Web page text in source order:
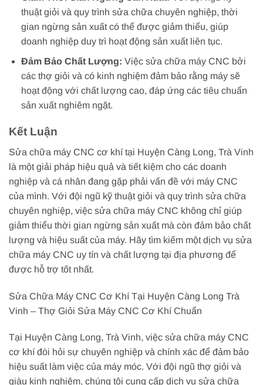
thuật giỏi và quy trình sửa chữa chuyên nghiệp, thời
gian ngừng sản xuất có thể được giảm thiểu, giúp
doanh nghiệp duy trì hoạt động sản xuất liên tục.
Đảm Bảo Chất Lượng: Việc sửa chữa máy CNC bởi
các thợ giỏi và có kinh nghiệm đảm bảo rằng máy sẽ
hoạt động với chất lượng cao, đáp ứng các tiêu chuẩn
sản xuất nghiêm ngặt.
Kết Luận
Sửa chữa máy CNC cơ khí tại Huyện Càng Long, Trà Vinh
là một giải pháp hiệu quả và tiết kiệm cho các doanh
nghiệp và cá nhân đang gặp phải vấn đề với máy CNC
của mình. Với đội ngũ kỹ thuật giỏi và quy trình sửa chữa
chuyên nghiệp, việc sửa chữa máy CNC không chỉ giúp
giảm thiểu thời gian ngừng sản xuất mà còn đảm bảo chất
lượng và hiệu suất của máy. Hãy tìm kiếm một dịch vụ sửa
chữa máy CNC uy tín và chất lượng tại địa phương để
được hỗ trợ tốt nhất.
Sửa Chữa Máy CNC Cơ Khí Tại Huyện Càng Long Trà
Vinh – Thợ Giỏi Sửa Máy CNC Cơ Khí Chuẩn
Tại Huyện Càng Long, Trà Vinh, việc sửa chữa máy CNC
cơ khí đòi hỏi sự chuyên nghiệp và chính xác để đảm bảo
hiệu suất làm việc của máy móc. Với đội ngũ thợ giỏi và
giàu kinh nghiệm, chúng tôi cung cấp dịch vụ sửa chữa